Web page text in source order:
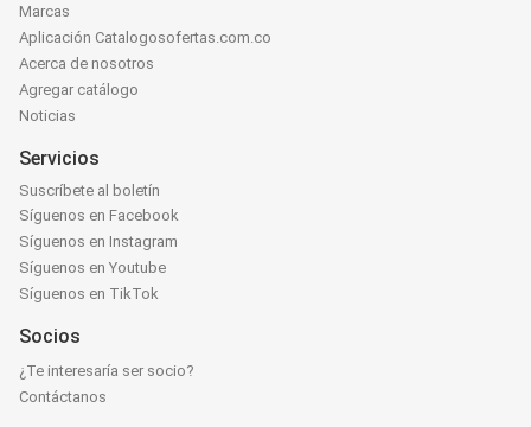
Marcas
Aplicación Catalogosofertas.com.co
Acerca de nosotros
Agregar catálogo
Noticias
Servicios
Suscríbete al boletín
Síguenos en Facebook
Síguenos en Instagram
Síguenos en Youtube
Síguenos en TikTok
Socios
¿Te interesaría ser socio?
Contáctanos